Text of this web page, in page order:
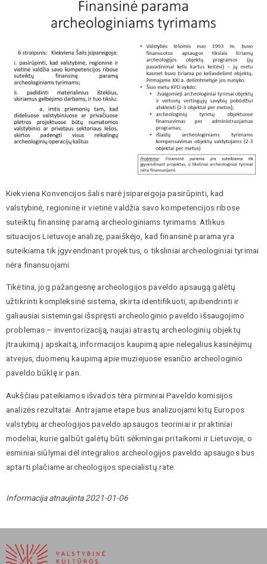
Kiekviena Konvencijos šalis narė įsipareigoja pasirūpinti, kad
valstybinė, regioninė ir vietinė valdžia savo kompetencijos ribose
suteiktų finansinę paramą archeologiniams tyrimams. Atlikus
situacijos Lietuvoje analizę, paaiškėjo, kad finansinė parama yra
suteikiama tik įgyvendinant projektus, o tiksliniai archeologiniai tyrimai
nėra finansuojami.
Tikėtina, jog pažangesnę archeologijos paveldo apsaugą galėtų
užtikrinti kompleksinė sistema, skirta identifikuoti, apibendrinti ir
galiausiai sistemingai išspręsti archeologinio paveldo išsaugojimo
problemas – inventorizaciją, naujai atrastų archeologinių objektų
įtraukimą į apskaitą, informacijos kaupimą apie nelegalius kasinėjimų
atvejus, duomenų kaupimą apie muziejuose esančio archeologinio
paveldo būklę ir pan.
Aukščiau pateikiamos išvados tėra pirminiai Paveldo komisijos
analizės rezultatai. Antrajame etape bus analizuojami kitų Europos
valstybių archeologijos paveldo apsaugos teoriniai ir praktiniai
modeliai, kurie galbūt galėtų būti sėkmingai pritaikomi ir Lietuvoje, o
esminiai siūlymai dėl integralios archeologijos paveldo apsaugos bus
aptarti plačiame archeologijos specialistų rate.
Informacija atnaujinta 2021-01-06